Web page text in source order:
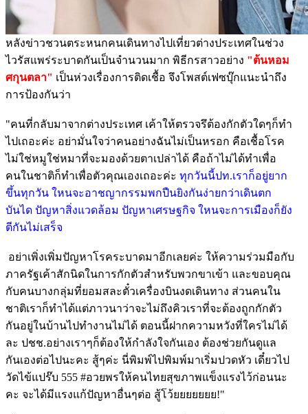
หลังข่าวชวนตระหนกคนเดินทางไปเที่ยวต่างประเทศในช่วง
ไวรัสแพร่ระบาดกันเป็นจำนวนมาก พิธีกรสาวอย่าง "ต้นหอม
ศกุนตลา" เป็นห่วงเรื่องการติดเชื้อ จึงโพสต์เฟซบุ๊กแนะนำถึง
การป้องกันว่า
"คนที่กลับมาจากต่างประเทศ เค้าให้ตรวจรึต้องกักตัวใดๆก็ทำ
ไปเถอะค่ะ อย่ามั่นใจว่าคนอย่างฉันไม่เป็นหรอก คือเชื้อโรค
ไม่ใช่หมูใช่หมาที่จะมองด้วยตาเปล่าได้ คือถ้าไม่ได้ทำเพื่อ
คนในชาติก็ทำเพื่อตัวคุณเองเถอะค่ะ ทุกวันนี้ปท.เราก็อยู่ยาก
ขึ้นทุกวัน ใหนจะอาชญากรรมพกปืนยิงกันง่ายกว่าเดินตก
บันได ปัญหาสิ่งแวดล้อม ปัญหาเศรษฐกิจ ใหนจะการเมืองก็ยัง
ตีกันไม่เสร็จ
อย่าเพิ่งเพิ่มปัญหาโรคระบาดมาอีกเลยค่ะ ให้ความร่วมมือกับ
ภาครัฐเค้าสักนิดในการกักตัวสำหรับพวกขาเข้า และขอบคุณ
กับคนบางกลุ่มที่ยอมสละตั๋วเครื่องบินงดเดินทาง ส่วนคนใน
ชาติเราก็ทำได้แต่ภาวนาว่าจะไม่ถึงคิวเราที่จะต้องถูกกักตัว
กันอยู่ในบ้านไปทำงานไม่ได้ ตอนนี้ฝากความหวังที่ใครไม่ได้
ละ ปชช.อย่างเราๆก็ต้องให้กำลังใจกันเอง ต้องช่วยกันดูแล
กันเองต่อไปนะคะ สู้ๆค่ะ นี่พิมพ์ไปพิมพ์มาเริ่มปวดหัว เดี๋ยวไป
วัดไข้แปร๊บ 555 #อวยพรให้คนไทยสุขภาพแข็งแรงไว้ก่อนนะ
คะ จะได้มีแรงแก้ปัญหาอื่นๆต่อ สู้โว้ยยยยยยย!"